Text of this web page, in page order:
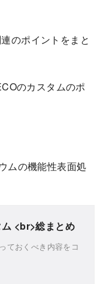
のポイントをまと
のカスタムのポ
ムの機能性表面処
<br>総まとめ
ておくべき内容をコ